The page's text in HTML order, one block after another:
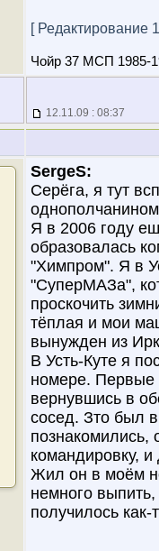
[ Редактирование
Чойр 37 МСП 1985-
12.11.09 : 08:37
SergeS:
Серёга, я тут
Я в 2006 году
образовалась
"Химпром". Я в
"СуперМАЗа",
проскочить
тёплая и мои
вынужден из
В Усть-Куте я
номере. Первые
вернувшись в
сосед. Зто был
познакомились,
командировку,
Жил он в моём
немного выпить,
получилось как-